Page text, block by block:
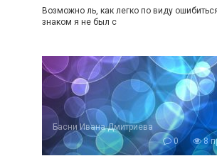
Возможно ль, как легко по виду
знаком я не был с
Басни Ивана Дмитриева
0
8